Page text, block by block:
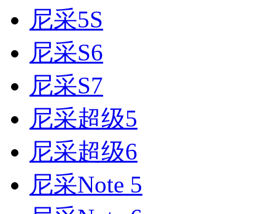
尼采5S
尼采S6
尼采S7
尼采超级5
尼采超级6
尼采Note 5